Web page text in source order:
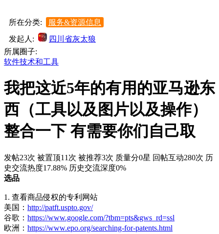
所在分类:
服务&资源信息
发起人:
四川省灰太狼
所属圈子:
软件技术和工具
我把这近5年的有用的亚马逊东
西（工具以及图片以及操作）
整合一下 有需要你们自己取
发帖23次 被置顶11次 被推荐3次 质量分0星 回帖互动280次 历
史交流热度17.88% 历史交流深度0%
选品
1. 查看商品侵权的专利网站
美国： http://patft.uspto.gov/
谷歌： https://www.google.com/?tbm=pts&gws_rd=ssl
欧洲： https://www.epo.org/searching-for-patents.html